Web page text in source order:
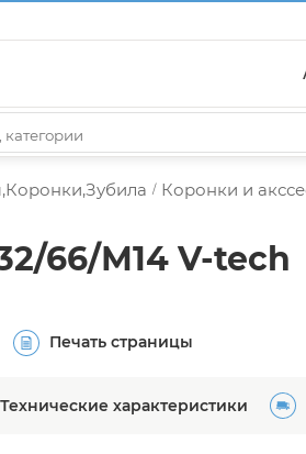
/ Коронки и
66/М14 V-tech
Печать страницы
Технические характеристики